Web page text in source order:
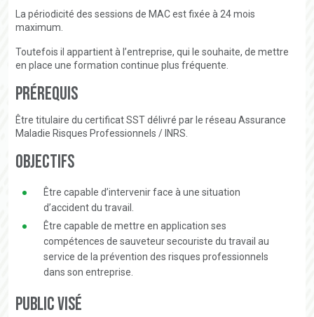
La périodicité des sessions de MAC est fixée à 24 mois
maximum.
Toutefois il appartient à l’entreprise, qui le souhaite, de mettre
en place une formation continue plus fréquente.
Prérequis
Être titulaire du certificat SST délivré par le réseau Assurance
Maladie Risques Professionnels / INRS.
Objectifs
Être capable d’intervenir face à une situation
d’accident du travail.
Être capable de mettre en application ses
compétences de sauveteur secouriste du travail au
service de la prévention des risques professionnels
dans son entreprise.
Public visé